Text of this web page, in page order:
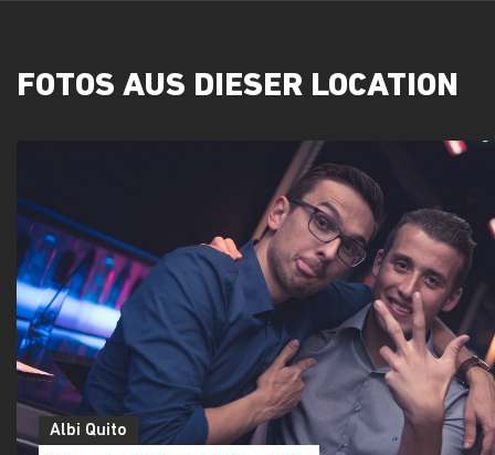
FOTOS AUS DIESER LOCATION
Albi Quito